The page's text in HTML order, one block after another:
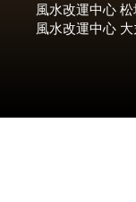
風水改運中心
風水改運中心